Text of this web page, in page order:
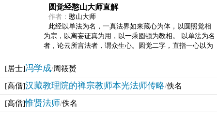
圆觉经憨山大师直解
作者： 憨山大师
此经以单法为名，一真法界如来藏心为体，以圆照觉相
为宗，以离妄证真为用，以一乘圆顿为教相。 以单法为名
者，论云所言法者，谓众生心。圆觉二字，直指一心以为
[居士]冯学成/周筱赟
[高僧]汉藏教理院的禅宗教师本光法师传略/佚名
[高僧]惟贤法师/佚名